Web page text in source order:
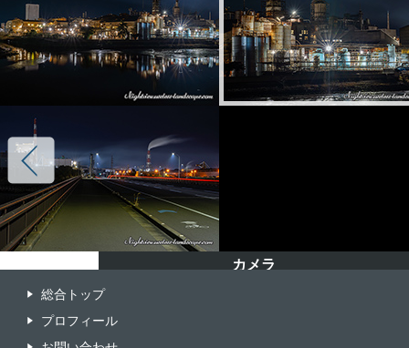
カメラ
カメラ
カメラ
カメラ
総合トップ
プロフィール